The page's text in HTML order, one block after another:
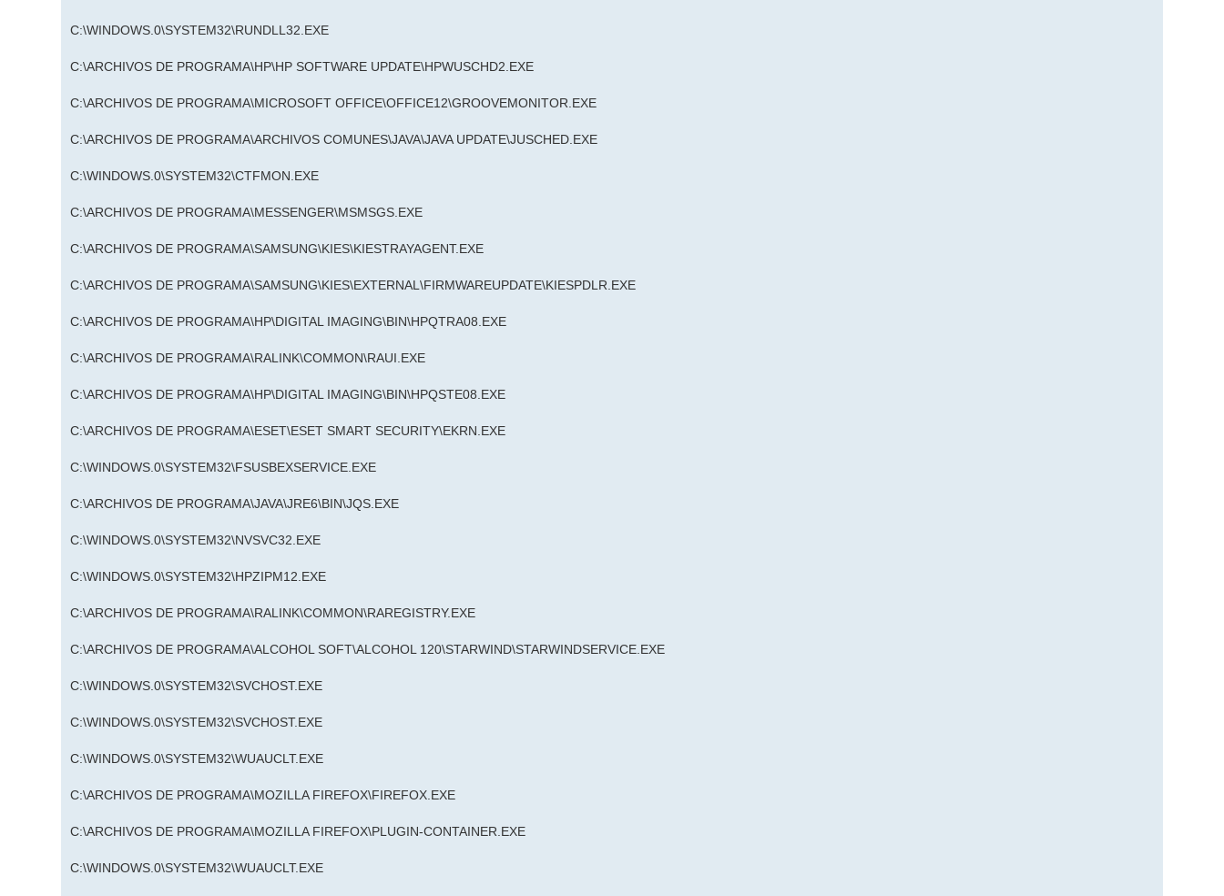
C:\WINDOWS.0\SYSTEM32\RUNDLL32.EXE
C:\ARCHIVOS DE PROGRAMA\HP\HP SOFTWARE UPDATE\HPWUSCHD2.EXE
C:\ARCHIVOS DE PROGRAMA\MICROSOFT OFFICE\OFFICE12\GROOVEMONITOR.EXE
C:\ARCHIVOS DE PROGRAMA\ARCHIVOS COMUNES\JAVA\JAVA UPDATE\JUSCHED.EXE
C:\WINDOWS.0\SYSTEM32\CTFMON.EXE
C:\ARCHIVOS DE PROGRAMA\MESSENGER\MSMSGS.EXE
C:\ARCHIVOS DE PROGRAMA\SAMSUNG\KIES\KIESTRAYAGENT.EXE
C:\ARCHIVOS DE PROGRAMA\SAMSUNG\KIES\EXTERNAL\FIRMWAREUPDATE\KIESPDLR.EXE
C:\ARCHIVOS DE PROGRAMA\HP\DIGITAL IMAGING\BIN\HPQTRA08.EXE
C:\ARCHIVOS DE PROGRAMA\RALINK\COMMON\RAUI.EXE
C:\ARCHIVOS DE PROGRAMA\HP\DIGITAL IMAGING\BIN\HPQSTE08.EXE
C:\ARCHIVOS DE PROGRAMA\ESET\ESET SMART SECURITY\EKRN.EXE
C:\WINDOWS.0\SYSTEM32\FSUSBEXSERVICE.EXE
C:\ARCHIVOS DE PROGRAMA\JAVA\JRE6\BIN\JQS.EXE
C:\WINDOWS.0\SYSTEM32\NVSVC32.EXE
C:\WINDOWS.0\SYSTEM32\HPZIPM12.EXE
C:\ARCHIVOS DE PROGRAMA\RALINK\COMMON\RAREGISTRY.EXE
C:\ARCHIVOS DE PROGRAMA\ALCOHOL SOFT\ALCOHOL 120\STARWIND\STARWINDSERVICE.EXE
C:\WINDOWS.0\SYSTEM32\SVCHOST.EXE
C:\WINDOWS.0\SYSTEM32\SVCHOST.EXE
C:\WINDOWS.0\SYSTEM32\WUAUCLT.EXE
C:\ARCHIVOS DE PROGRAMA\MOZILLA FIREFOX\FIREFOX.EXE
C:\ARCHIVOS DE PROGRAMA\MOZILLA FIREFOX\PLUGIN-CONTAINER.EXE
C:\WINDOWS.0\SYSTEM32\WUAUCLT.EXE